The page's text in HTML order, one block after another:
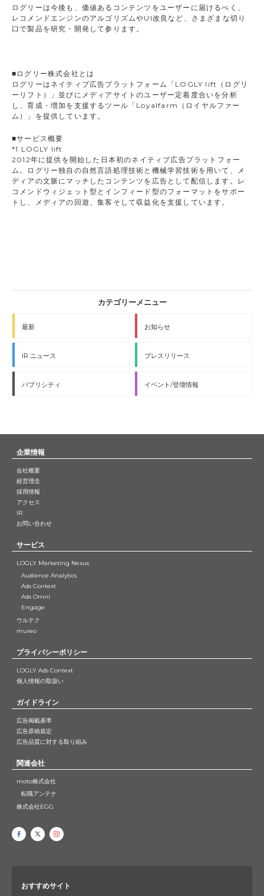
ログリーは今後も、価値あるコンテンツをユーザーに届けるべく、
レコメンドエンジンのアルゴリズムやUI改良など、さまざまな切り
口で製品を研究・開発して参ります。
■ログリー株式会社とは
ログリーはネイティブ広告プラットフォーム「LOGLY lift（ログリ
ーリフト）」並びにメディアサイトのユーザー定着度合いを分析
し、育成・増加を支援するツール「Loyalfarm（ロイヤルファー
ム）」を提供しています。
■サービス概要
*1 LOGLY lift
2012年に提供を開始した日本初のネイティブ広告プラットフォー
ム。ログリー独自の自然言語処理技術と機械学習技術を用いて、メ
ディアの文脈にマッチしたコンテンツを広告として配信します。レ
コメンドウィジェット型とインフィード型のフォーマットをサポー
トし、メディアの回遊、集客そして収益化を支援しています。
最新 お知らせ
IR ニュース プレスリリース
パブリシティ イベント/登壇情報
企業情報
会社概要
経営理念
採用情報
アクセス
IR
お問い合わせ
サービス
LOGLY Marketing Nexus
Audience Analytics
Ads Context
Ads Omni
Engage
ウルテク
mureo
プライバシーポリシー
LOGLY Ads Context
個人情報の取扱い
ガイドライン
広告掲載基準
広告原稿規定
広告品質に対する取り組み
関連会社
moto株式会社
転職アンテナ
株式会社EGG
おすすめサイト